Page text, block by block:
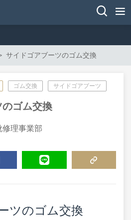
サイドゴアブーツのゴム交換
ゴム交換 サイドゴアブーツ
ゴム交換
理事業部
ツのゴム交換